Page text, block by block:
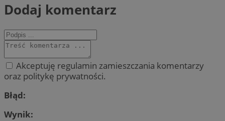
Dodaj komentarz
Akceptuję regulamin zamieszczania komentarzy
oraz politykę prywatności.
Błąd:
Wynik: